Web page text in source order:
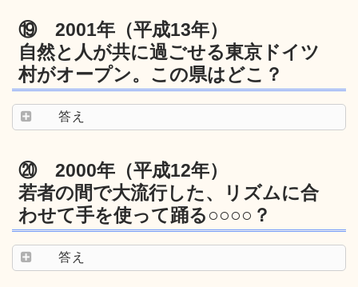
⑲ 2001年（平成13年）
自然と人が共に過ごせる東京ドイツ
村がオープン。この県はどこ？
答え
⑳ 2000年（平成12年）
若者の間で大流行した、リズムに合
わせて手を使って踊る○○○○？
答え